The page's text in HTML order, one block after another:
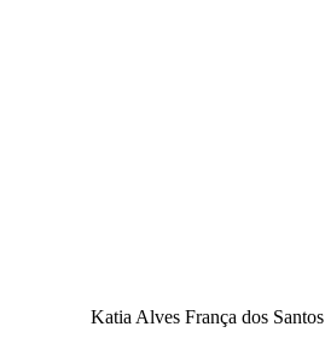
Alves França dos Santos